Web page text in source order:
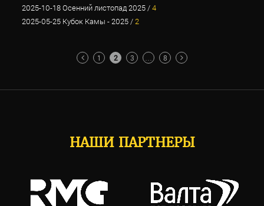
2025-10-18 Осенний листопад 2025 /4
2025-05-25 Кубок Камы - 2025 /2
ПАГИНАЦИЯ
1 2 3 8
НАШИ ПАРТНЕРЫ